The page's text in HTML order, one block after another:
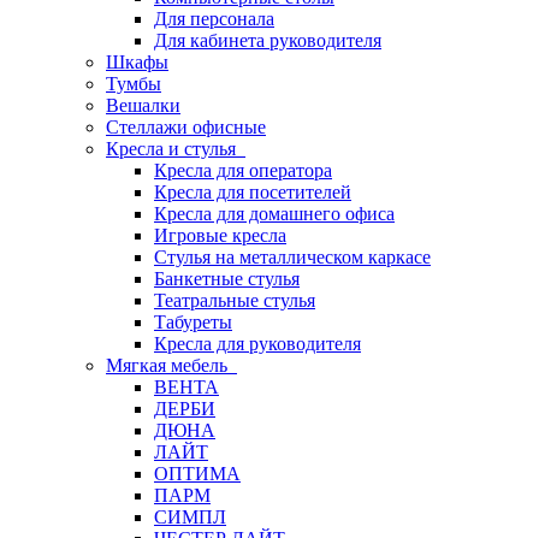
Для персонала
Для кабинета руководителя
Шкафы
Тумбы
Вешалки
Стеллажи офисные
Кресла и стулья
Кресла для оператора
Кресла для посетителей
Кресла для домашнего офиса
Игровые кресла
Стулья на металлическом каркасе
Банкетные стулья
Театральные стулья
Табуреты
Кресла для руководителя
Мягкая мебель
ВЕНТА
ДЕРБИ
ДЮНА
ЛАЙТ
ОПТИМА
ПАРМ
СИМПЛ